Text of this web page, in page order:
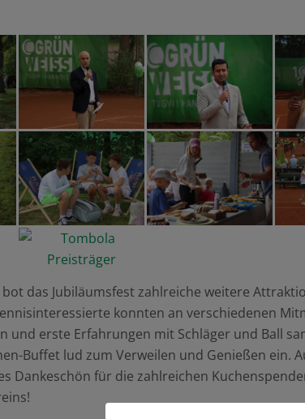
das Jubiläumsfest zahlreiche weitere
konnten an verschiedenen
und erste Erfahrungen mit Schläger und Ball
Buffet lud zum Verweilen und Genießen ein.
Dankeschön für die zahlreichen